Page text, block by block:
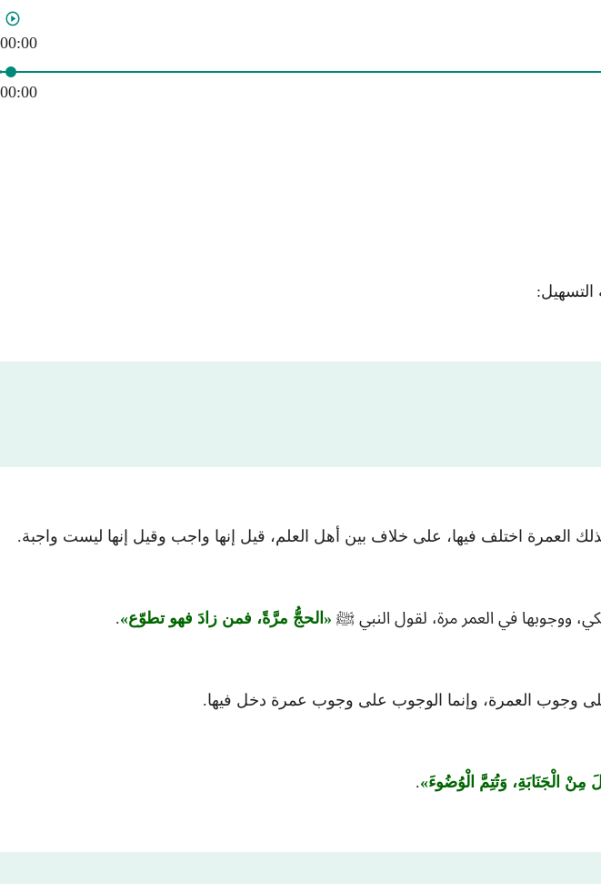
00:00
00:00
التسهيل:
العمرة اختلف فيها، على خلاف بين أهل العلم، قيل إنها واجب وقيل إنها ليست واجبة.
ووجوبها في العمر مرة، لقول النبي ﷺ الحجُّ مرَّةً، فمن زادَ فهو تطوّع .
على وجوب العمرة، وإنما الوجوب على وجوب عمرة دخل فيها.
مِنْ الْجَنَابَةِ، وَتُتِمَّ الْوُضُوءَ .